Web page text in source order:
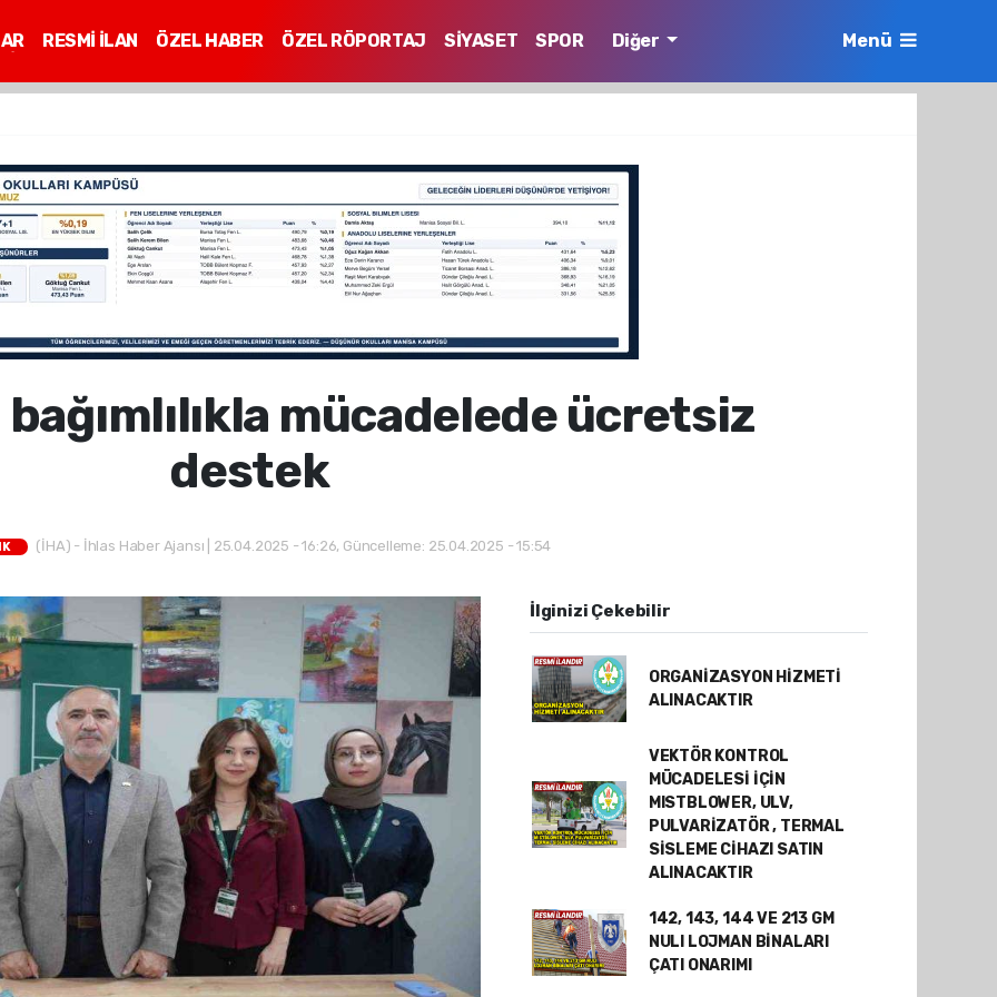
RESMİ İLAN ÖZEL HABER ÖZEL RÖPORTAJ SİYASET
SPOR
Diğer Menü
bağımlılıkla mücadelede ücretsiz
destek
(İHA) - İhlas Haber Ajansı | 25.04.2025 - 16:26, Güncelleme: 25.04.2025 - 15:54
İlginizi Çekebilir
ORGANİZASYON HİZMETİ
ALINACAKTIR
VEKTÖR KONTROL
MÜCADELESİ İÇİN
MISTBLOWER, ULV,
PULVARİZATÖR , TERMAL
SİSLEME CİHAZI SATIN
ALINACAKTIR
142, 143, 144 VE 213 GM
NULI LOJMAN BİNALARI
ÇATI ONARIMI